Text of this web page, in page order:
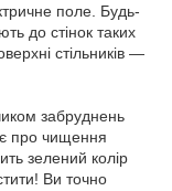
поле. Будь-
до стінок таких
стільників —
забруднень
про чищення
зелений колір
Ви точно